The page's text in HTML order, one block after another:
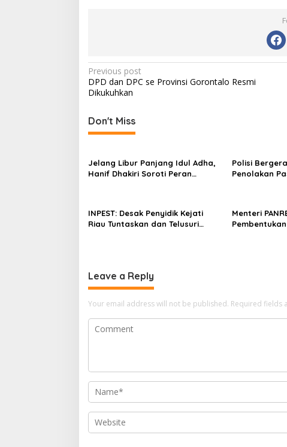
…
P
o
t
n
a
v
g
a
o
n
Previous post
DPD dan DPC se Provinsi Gorontalo Resmi
Dikukuhkan
Don't Miss
Jelang Libur Panjang Idul Adha,
Hanif Dhakiri Soroti Peran
Polisi
Penolakan
INPEST: Desak Penyidik Kejati
Riau Tuntaskan dan Telusuri
Menteri
Leave a Reply
Your email address will not be published. Required fields